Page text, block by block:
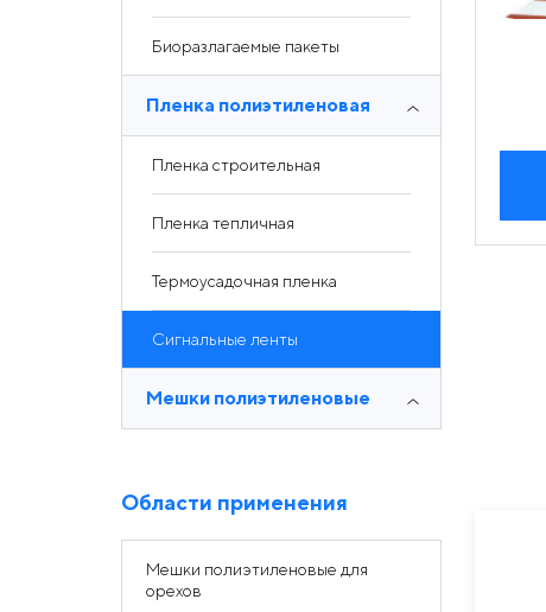
Биоразлагаемые пакеты
Пленка полиэтиленовая
Пленка строительная
Пленка тепличная
Термоусадочная пленка
Сигнальные ленты
Мешки полиэтиленовые
Области применения
Мешки полиэтиленовые для
орехов